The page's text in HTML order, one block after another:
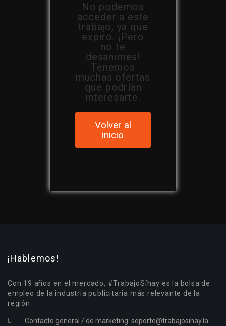
No podemos
acceder a este
trabajo, ya que
expiró. ¡Pero
no te
desanimes!
Tenemos
muchas ofertas
que podrían
interesarte.
Volver al
inicio
¡Hablemos!
Con 19 años en el mercado, #TrabajoSíhay es la bolsa de
empleo de la industria publicitaria más relevante de la
región.
Contacto general / de marketing: soporte@trabajosihay.la